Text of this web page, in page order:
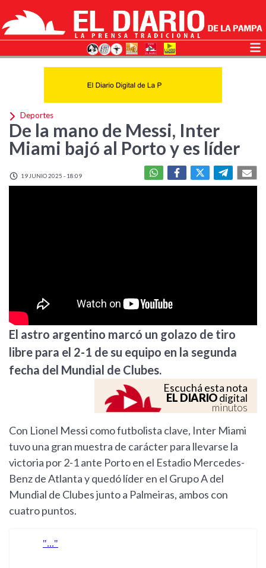
Deportes
De la mano de Messi, Inter
Miami bajó al Porto y es líder
19 JUNIO 2025 - 18:09
El astro argentino marcó un golazo de tiro
libre para el 2-1 de su equipo en la segunda
fecha del Mundial de Clubes.
Escuchá esta nota
EL DIARIOdigital
minutos
Con Lionel Messi como futbolista clave, Inter Miami
tuvo una gran muestra de carácter para llevarse la
victoria por 2-1 ante Porto en el Estadio Mercedes-
Benz de Atlanta y quedó líder en el Grupo A del
Mundial de Clubes junto a Palmeiras, ambos con
cuatro puntos.